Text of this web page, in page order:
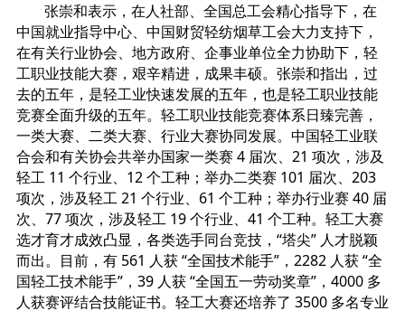
张崇和表示，在人社部、全国总工会精心指导下，在
中国就业指导中心、中国财贸轻纺烟草工会大力支持下，
在有关行业协会、地方政府、企事业单位全力协助下，轻
工职业技能大赛，艰辛精进，成果丰硕。张崇和指出，过
去的五年，是轻工业快速发展的五年，也是轻工职业技能
竞赛全面升级的五年。轻工职业技能竞赛体系日臻完善，
一类大赛、二类大赛、行业大赛协同发展。中国轻工业联
合会和有关协会共举办国家一类赛 4 届次、21 项次，涉及
轻工 11 个行业、12 个工种；举办二类赛 101 届次、203
项次，涉及轻工 21 个行业、61 个工种；举办行业赛 40 届
次、77 项次，涉及轻工 19 个行业、41 个工种。轻工大赛
选才育才成效凸显，各类选手同台竞技，“塔尖” 人才脱颖
而出。目前，有 561 人获 “全国技术能手”，2282 人获 “全
国轻工技术能手”，39 人获 “全国五一劳动奖章”，4000 多
人获赛评结合技能证书。轻工大赛还培养了 3500 多名专业